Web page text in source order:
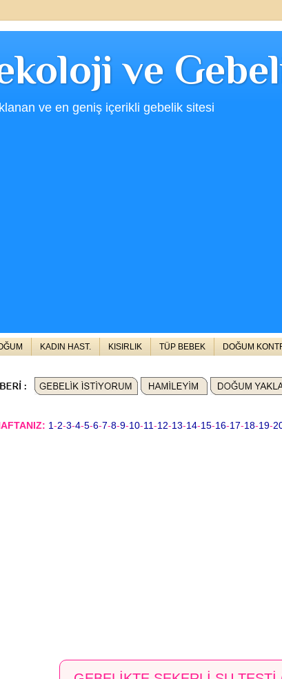
ve
ve en geniş içerikli gebelik sitesi
KADIN HAST. KISIRLIK TÜP BEBEK DOĞUM
1 -2-3-4-5-6-7-8-9-10-11 -12-13-14-15-16-17-18-19-